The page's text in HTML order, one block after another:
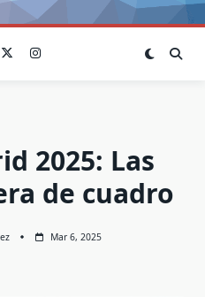
2025: Las
de cuadro
Mar 6, 2025